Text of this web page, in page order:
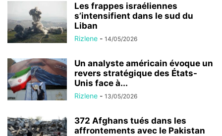
Les frappes israéliennes
s’intensifient dans le sud du
Liban
Rizlene - 14/05/2026
Un analyste américain évoque un
revers stratégique des États-
Unis face à...
Rizlene - 13/05/2026
372 Afghans tués dans les
affrontements avec le Pakistan